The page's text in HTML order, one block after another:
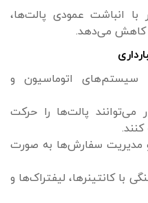
با انباشت عمودی پالت‌ها،
کاهش می‌دهد.
سیستم‌های اتوماسیون و
پالت‌ها را حرکت
کنند.
مدیریت سفارش‌ها به صورت
با کانتینرها، لیفتراک‌ها و